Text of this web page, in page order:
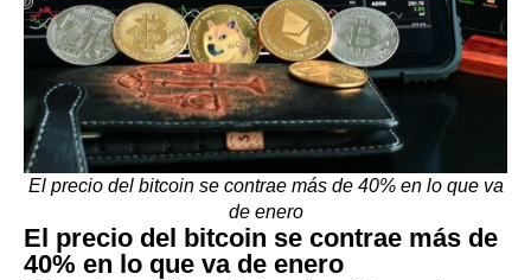
El precio del bitcoin se contrae más de 40% en lo que va
de enero
El precio del bitcoin se contrae más de
40% en lo que va de enero